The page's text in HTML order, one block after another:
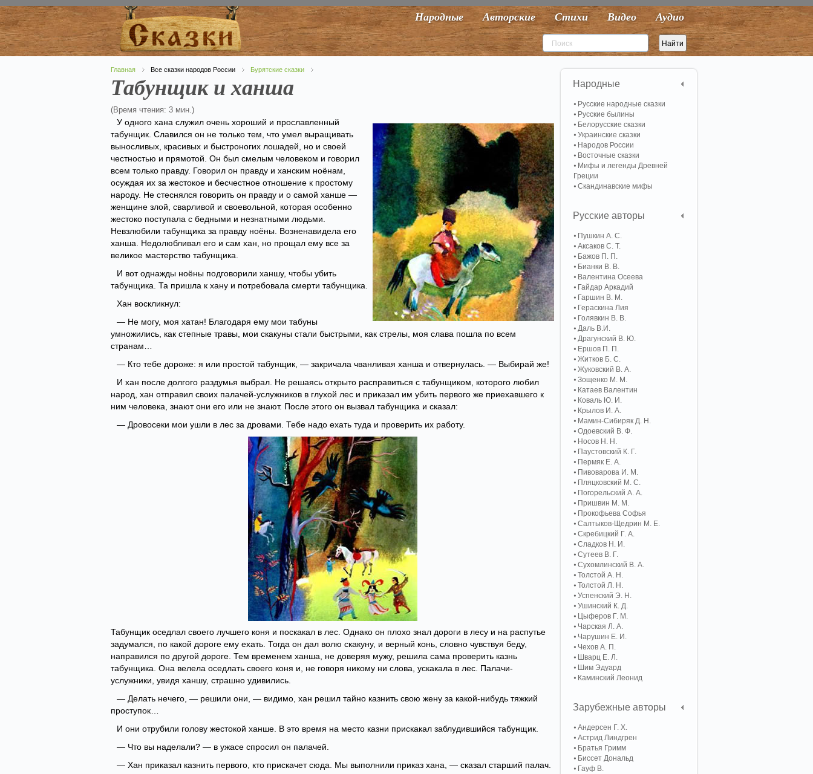
Народные Авторские Стихи Видео Аудио
Главная Все сказки народов России Бурятские сказки
Табунщик и ханша
(Время чтения: 3 мин.)
У одного хана служил очень хороший и прославленный
табунщик. Славился он не только тем, что умел выращивать
выносливых, красивых и быстроногих лошадей, но и своей
честностью и прямотой. Он был смелым человеком и говорил
всем только правду. Говорил он правду и ханским ноёнам,
осуждая их за жестокое и бесчестное отношение к простому
народу. Не стеснялся говорить он правду и о самой ханше —
женщине злой, сварливой и своевольной, которая особенно
жестоко поступала с бедными и незнатными людьми.
Невзлюбили табунщика за правду ноёны. Возненавидела его
ханша. Недолюбливал его и сам хан, но прощал ему все за
великое мастерство табунщика.
И вот однажды ноёны подговорили ханшу, чтобы убить
табунщика. Та пришла к хану и потребовала смерти табунщика.
Хан воскликнул:
— Не могу, моя хатан! Благодаря ему мои табуны
умножились, как степные травы, мои скакуны стали быстрыми, как стрелы, моя слава пошла по всем
странам…
— Кто тебе дороже: я или простой табунщик, — закричала чванливая ханша и отвернулась. — Выбирай же!
И хан после долгого раздумья выбрал. Не решаясь открыто расправиться с табунщиком, которого любил
народ, хан отправил своих палачей-услужников в глухой лес и приказал им убить первого же приехавшего к
ним человека, знают они его или не знают. После этого он вызвал табунщика и сказал:
— Дровосеки мои ушли в лес за дровами. Тебе надо ехать туда и проверить их работу.
Табунщик оседлал своего лучшего коня и поскакал в лес. Однако он плохо знал дороги в лесу и на распутье
задумался, по какой дороге ему ехать. Тогда он дал волю скакуну, и верный конь, словно чувствуя беду,
направился по другой дороге. Тем временем ханша, не доверяя мужу, решила сама проверить казнь
табунщика. Она велела оседлать своего коня и, не говоря никому ни слова, ускакала в лес. Палачи-
услужники, увидя ханшу, страшно удивились.
— Делать нечего, — решили они, — видимо, хан решил тайно казнить свою жену за какой-нибудь тяжкий
проступок…
И они отрубили голову жестокой ханше. В это время на место казни прискакал заблудившийся табунщик.
— Что вы наделали? — в ужасе спросил он палачей.
— Хан приказал казнить первого, кто прискачет сюда. Мы выполнили приказ хана, — сказал старший палач.
Народные
Русские народные сказки
Русские былины
Белорусские сказки
Украинские сказки
Народов России
Восточные сказки
Мифы и легенды Древней
Греции
Скандинавские мифы
Русские авторы
Пушкин А. С.
Аксаков С. Т.
Бажов П. П.
Бианки В. В.
Валентина Осеева
Гайдар Аркадий
Гаршин В. М.
Гераскина Лия
Голявкин В. В.
Даль В.И.
Драгунский В. Ю.
Ершов П. П.
Житков Б. С.
Жуковский В. А.
Зощенко М. М.
Катаев Валентин
Коваль Ю. И.
Крылов И. А.
Мамин-Сибиряк Д. Н.
Одоевский В. Ф.
Носов Н. Н.
Паустовский К. Г.
Пермяк Е. А.
Пивоварова И. М.
Пляцковский М. С.
Погорельский А. A.
Пришвин М. М.
Прокофьева Софья
Салтыков-Щедрин М. Е.
Скребицкий Г. А.
Сладков Н. И.
Сутеев В. Г.
Сухомлинский В. А.
Толстой А. Н.
Толстой Л. Н.
Успенский Э. Н.
Ушинский К. Д.
Цыферов Г. М.
Чарская Л. А.
Чарушин Е. И.
Чехов А. П.
Шварц Е. Л.
Шим Эдуард
Каминский Леонид
Зарубежные авторы
Андерсен Г. Х.
Астрид Линдгрен
Братья Гримм
Биссет Дональд
Гауф В.